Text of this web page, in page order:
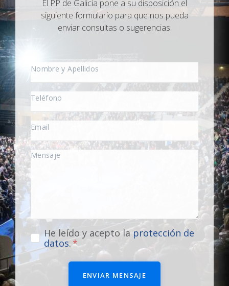
El PP de Galicia pone a su disposición el
siguiente formulario para que nos pueda
enviar consultas o sugerencias.
He leído y acepto laprotección de
datos.
ENVIAR MENSAJE